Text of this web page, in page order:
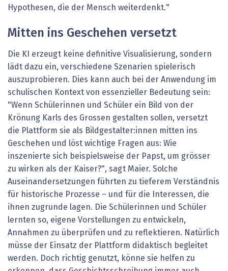
Hypothesen, die der Mensch weiterdenkt."
Mitten ins Geschehen versetzt
Die KI erzeugt keine definitive Visualisierung, sondern
lädt dazu ein, verschiedene Szenarien spielerisch
auszuprobieren. Dies kann auch bei der Anwendung im
schulischen Kontext von essenzieller Bedeutung sein:
"Wenn Schülerinnen und Schüler ein Bild von der
Krönung Karls des Grossen gestalten sollen, versetzt
die Plattform sie als Bildgestalter:innen mitten ins
Geschehen und löst wichtige Fragen aus: Wie
inszenierte sich beispielsweise der Papst, um grösser
zu wirken als der Kaiser?", sagt Maier. Solche
Auseinandersetzungen führten zu tieferem Verständnis
für historische Prozesse – und für die Interessen, die
ihnen zugrunde lagen. Die Schülerinnen und Schüler
lernten so, eigene Vorstellungen zu entwickeln,
Annahmen zu überprüfen und zu reflektieren. Natürlich
müsse der Einsatz der Plattform didaktisch begleitet
werden. Doch richtig genutzt, könne sie helfen zu